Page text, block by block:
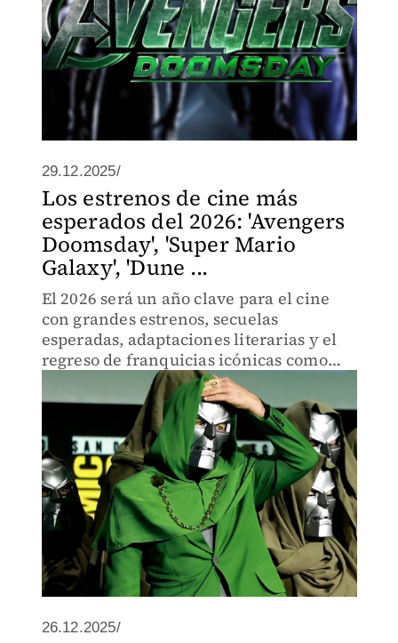
29.12.2025/
Los estrenos de cine más
esperados del 2026: 'Avengers
Doomsday', 'Super Mario
Galaxy', 'Dune ...
El 2026 será un año clave para el cine
con grandes estrenos, secuelas
esperadas, adaptaciones literarias y el
regreso de franquicias icónicas como
Marvel, Star Wars, Pixar y más.
26.12.2025/